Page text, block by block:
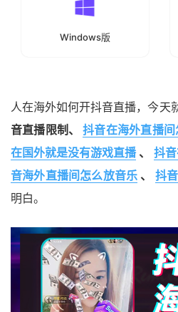
Windows版
人在海外如何开抖音直播，今天
音直播限制、
抖音在海外直播
在国外就是没有游戏直播 、 抖
音海外直播间怎么放音乐 、 抖
明白。